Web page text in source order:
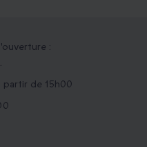
:
partir de 15h00